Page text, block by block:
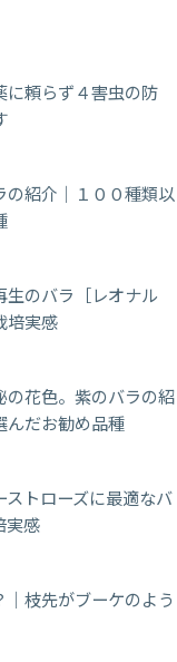
に頼らず４害虫の防
の紹介｜１００種類以
生のバラ［レオナル
培実感
の花色。紫のバラの紹
んだお勧め品種
トローズに最適なバ
実感
枝先がブーケのよう